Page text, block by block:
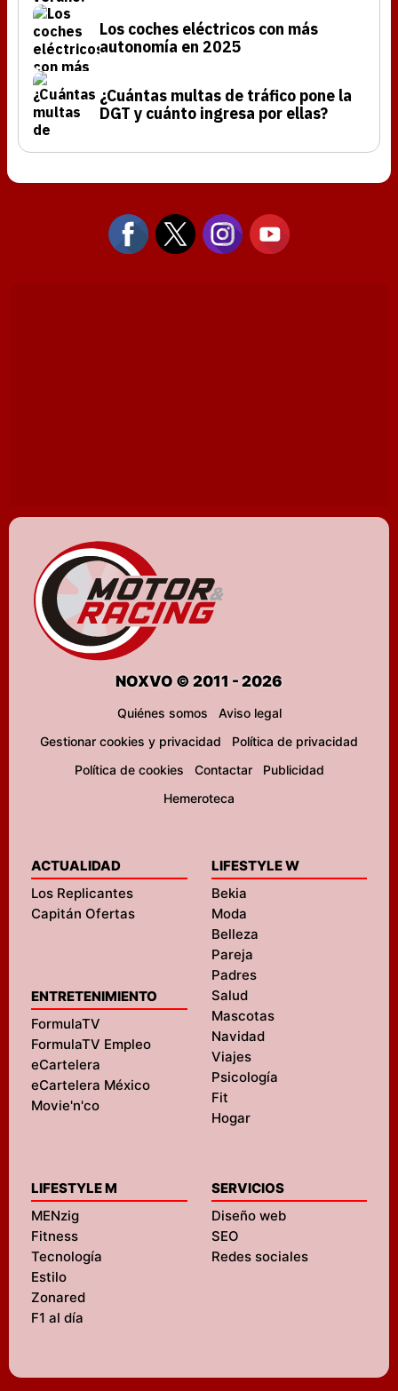
Los coches eléctricos con más
autonomía en 2025
¿Cuántas multas de tráfico pone la
DGT y cuánto ingresa por ellas?
NOXVO © 2011 - 2026
Quiénes somos
Aviso legal
Gestionar cookies y privacidad
Política de privacidad
Política de cookies
Contactar
Publicidad
Hemeroteca
ACTUALIDAD
Los Replicantes
Capitán Ofertas
ENTRETENIMIENTO
FormulaTV
FormulaTV Empleo
eCartelera
eCartelera México
Movie'n'co
LIFESTYLE W
Bekia
Moda
Belleza
Pareja
Padres
Salud
Mascotas
Navidad
Viajes
Psicología
Fit
Hogar
LIFESTYLE M
MENzig
Fitness
Tecnología
Estilo
Zonared
F1 al día
SERVICIOS
Diseño web
SEO
Redes sociales